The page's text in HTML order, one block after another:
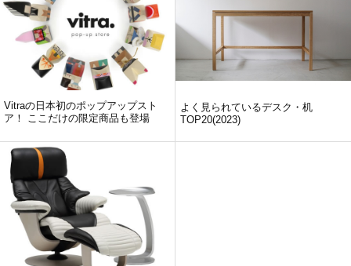
Vitraの日本初のポップアップスト
ア！ ここだけの限定商品も登場
よく見られているデスク・机
TOP20(2023)